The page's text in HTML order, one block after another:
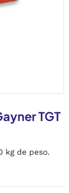
TGT
kg de peso.